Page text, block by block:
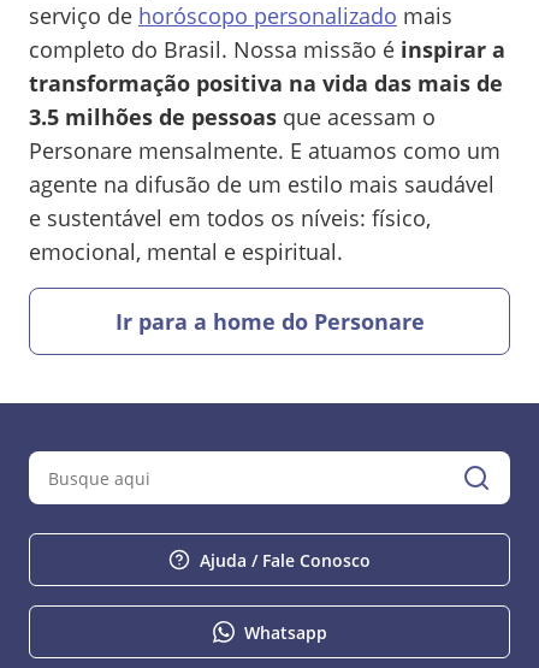
serviço de horóscopo personalizado mais
completo do Brasil. Nossa missão é inspirar a
transformação positiva na vida das mais de
3.5 milhões de pessoas que acessam o
Personare mensalmente. E atuamos como um
agente na difusão de um estilo mais saudável
e sustentável em todos os níveis: físico,
emocional, mental e espiritual.
Ir para a home do Personare
Ajuda / Fale Conosco
Whatsapp